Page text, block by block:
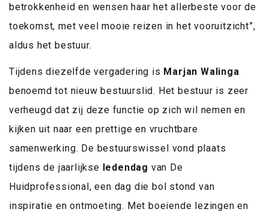
betrokkenheid en wensen haar het allerbeste voor de
toekomst, met veel mooie reizen in het vooruitzicht”,
aldus het bestuur.
Tijdens diezelfde vergadering is Marjan Walinga
benoemd tot nieuw bestuurslid. Het bestuur is zeer
verheugd dat zij deze functie op zich wil nemen en
kijken uit naar een prettige en vruchtbare
samenwerking. De bestuurswissel vond plaats
tijdens de jaarlijkse ledendag van De
Huidprofessional, een dag die bol stond van
inspiratie en ontmoeting. Met boeiende lezingen en